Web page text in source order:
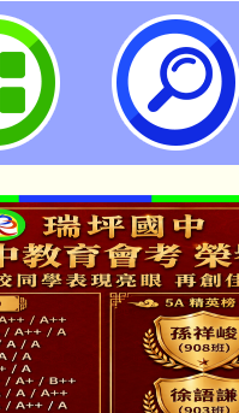
局檢送「臺南
點」1份，詳
民中學